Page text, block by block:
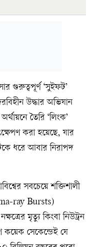
গুরুত্বপূর্ণ ‘সুইফট’
উদ্ধার অভিযান
তৈরি ‘লিংক’
করা হয়েছে, যার
ধরে আবার নিরাপদ
সবচেয়ে শক্তিশালী
ray Bursts)
মৃত্যু কিংবা নিউট্রন
কয়েক সেকেন্ডেই যে